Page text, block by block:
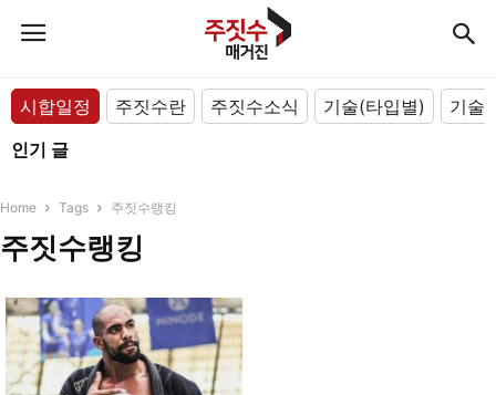
시합일정 주짓수란 주짓수소식 기술(타입별)
기술
인기 글
Home Tags 주짓수랭킹
주짓수랭킹